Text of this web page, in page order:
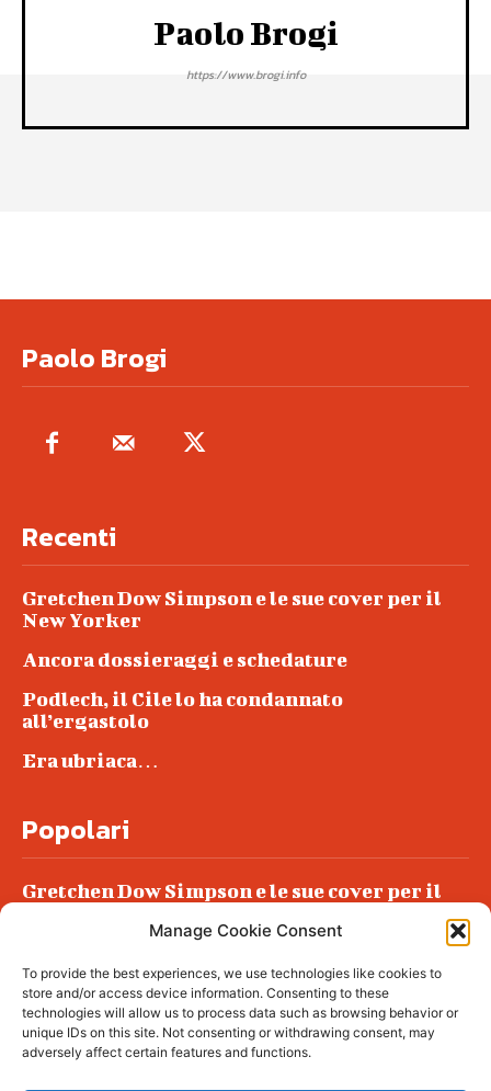
Manage Cookie Consent
To provide the best experiences, we use technologies like cookies to
store and/or access device information. Consenting to these
technologies will allow us to process data such as browsing behavior or
unique IDs on this site. Not consenting or withdrawing consent, may
adversely affect certain features and functions.
Paolo Brogi
https://www.brogi.info
Paolo Brogi
Recenti
Gretchen Dow Simpson e le sue cover per il
New Yorker
Ancora dossieraggi e schedature
Podlech, il Cile lo ha condannato
all’ergastolo
Era ubriaca…
Popolari
Gretchen Dow Simpson e le sue cover per il
Podlech, il Cile lo ha condannato
all’ergastolo
Era ubriaca…